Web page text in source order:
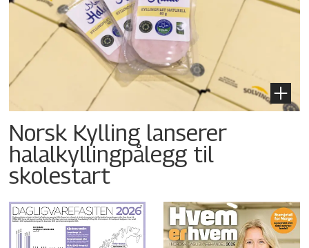
Norsk Kylling lanserer
halalkyllingpålegg til
skolestart